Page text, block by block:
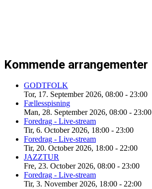
Kommende arrangementer
GODTFOLK
Tor, 17. September 2026, 08:00 - 23:00
Fællesspisning
Man, 28. September 2026, 08:00 - 23:00
Foredrag - Live-stream
Tir, 6. October 2026, 18:00 - 23:00
Foredrag - Live-stream
Tir, 20. October 2026, 18:00 - 22:00
JAZZTUR
Fre, 23. October 2026, 08:00 - 23:00
Foredrag - Live-stream
Tir, 3. November 2026, 18:00 - 22:00